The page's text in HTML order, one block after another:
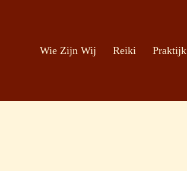
Ga naar de inhoud
Wie Zijn Wij Reiki Praktijk